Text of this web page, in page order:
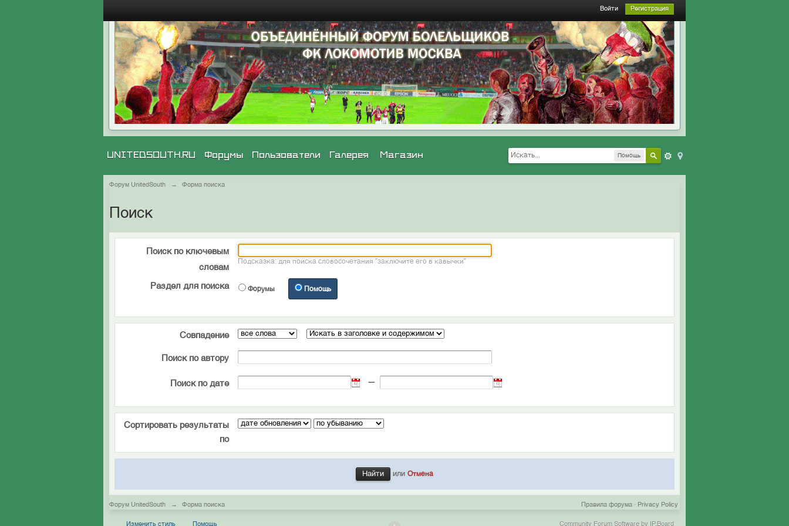
Войти Регистрация
Помощь
UNITEDSOUTH.RU Галерея Магазин
Форумы Пользователи
Форум UnitedSouth → Форма поиска
Поиск
Поиск по ключевым
словам
Подсказка: для поиска словосочетания "заключите его в кавычки"
Раздел для поиска Форумы Помощь
Совпадение
Поиск по автору
Поиск по дате —
Сортировать результаты
по
или Отмена
Форум UnitedSouth → Форма поиска Privacy Policy
Правила форума ·
Изменить стиль Помощь Community Forum Software by IP.Board